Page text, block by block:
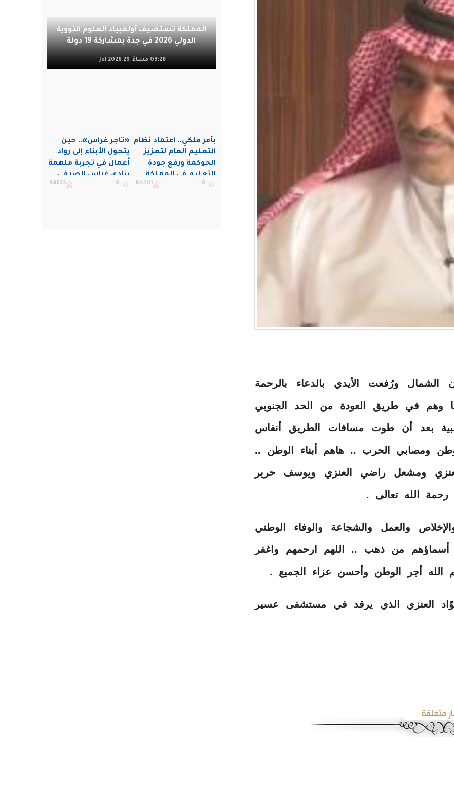
ورُفعت الأيدي بالدعاء بالرحمة
وهم في طريق العودة من الحد الجنوبي
بعد أن طوت مسافات الطريق أنفاس
ومصابي الحرب .. هاهم أبناء الوطن ..
ومشعل راضي العنزي ويوسف حرير
رحمة الله تعالى .
والعمل والشجاعة والوفاء الوطني
من ذهب .. اللهم ارحمهم واغفر
الله أجر الوطن وأحسن عزاء الجميع .
العنزي الذي يرقد في مستشفى عسير
متعلقة
المملكة تستضيف أولمبياد العلوم النووية
الدولي 2026 في جدة بمشاركة 19 دولة
03:28 مساءً, 29 Jul 2026
بأمر ملكي.. اعتماد نظام
التعليم العام لتعزيز
الحوكمة ورفع جودة
التعليم في المملكة
0
84461
«تاجر غراس».. حين
يتحول الأبناء إلى رواد
أعمال في تجربة ملهمة
بنادي غراس الصيفي
بالجبيل
0
98623